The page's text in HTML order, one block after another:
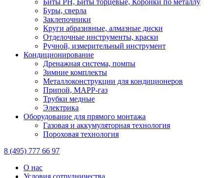
Биты PH, Биты торцевые, Коронки по металлу
Буры, сверла
Заклепочники
Круги абразивные, алмазные диски
Отделочные инструменты, краски
Ручной, измерительный инструмент
Кондиционирование
Дренажная система, помпы
Зимние комплекты
Металлоконструкции для кондиционеров
Припой, МАРР-газ
Трубки медные
Электрика
Оборудование для прямого монтажа
Газовая и аккумуляторная технология
Пороховая технология
8 (495) 777 66 97
О нас
Условия сотрудничества